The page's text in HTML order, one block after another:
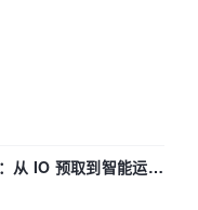
从 IO 预取到智能运